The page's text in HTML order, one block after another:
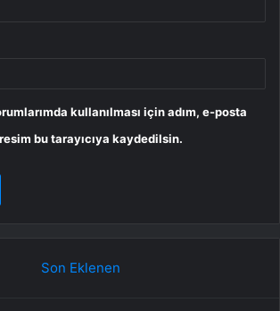
kullanılması için adım, e-posta
bu tarayıcıya kaydedilsin.
Son Eklenen